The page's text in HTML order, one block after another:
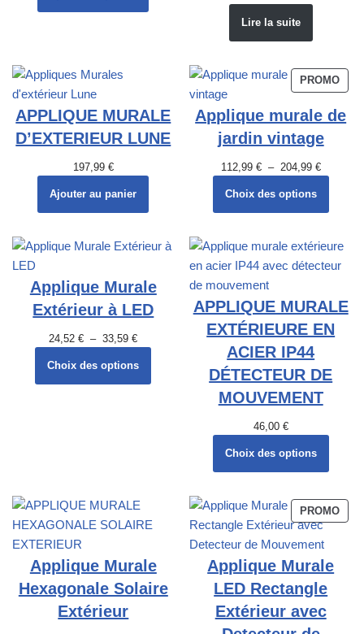
Lire la suite
APPLIQUE MURALE
D’EXTERIEUR LUNE
197,99 €
Ajouter au panier
PROMO
Applique murale de
jardin vintage
112,99 € – 204,99 €
Choix des options
Applique Murale
Extérieur à LED
24,52€ – 33,59€
Choix des options
APPLIQUE MURALE
EXTÉRIEURE EN
ACIER IP44
DÉTECTEUR DE
MOUVEMENT
46,00 €
Choix des options
Applique Murale
Hexagonale Solaire
Extérieur
PROMO
Applique Murale
LED Rectangle
Extérieur avec